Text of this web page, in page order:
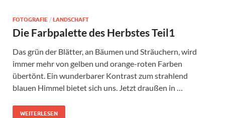
FOTOGRAFIE / LANDSCHAFT
Die Farbpalette des Herbstes Teil1
Das grün der Blätter, an Bäumen und Sträuchern, wird
immer mehr von gelben und orange-roten Farben
übertönt. Ein wunderbarer Kontrast zum strahlend
blauen Himmel bietet sich uns. Jetzt draußen in …
WEITERLESEN